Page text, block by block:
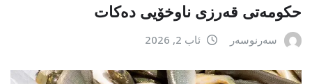
حکومەتی قەرزی ناوخۆیی دەکات
سەرنوسەر ئاب 2, 2026